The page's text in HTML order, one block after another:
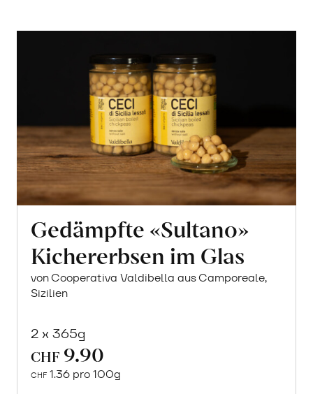
Gedämpfte «Sultano»
Kichererbsen im Glas
von Cooperativa Valdibella aus Camporeale,
Sizilien
2 x 365g
CHF 9.90
CHF 1.36 pro 100g